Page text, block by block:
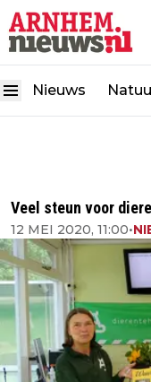
Nieuws
Veel steun voor
12 MEI 2020, 11:00•